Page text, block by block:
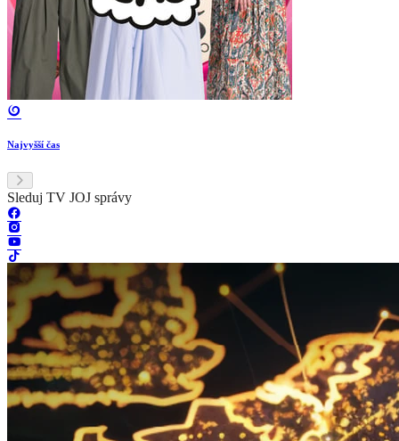
Najvyšší čas
Sleduj TV JOJ správy